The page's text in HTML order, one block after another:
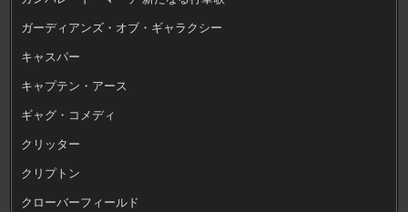
ガーディアンズ・オブ・ギャラクシー
キャスパー
キャプテン・アース
ギャグ・コメディ
クリッター
クリプトン
クローバーフィールド